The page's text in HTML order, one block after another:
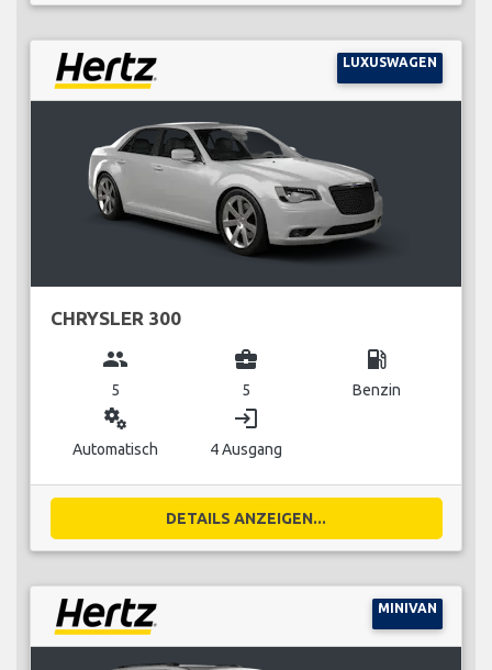
LUXUSWAGEN
CHRYSLER 300
group
5
business_center
5
local_gas_station
Benzin
miscellaneous_services
Automatisch
login
4 Ausgang
DETAILS ANZEIGEN...
MINIVAN